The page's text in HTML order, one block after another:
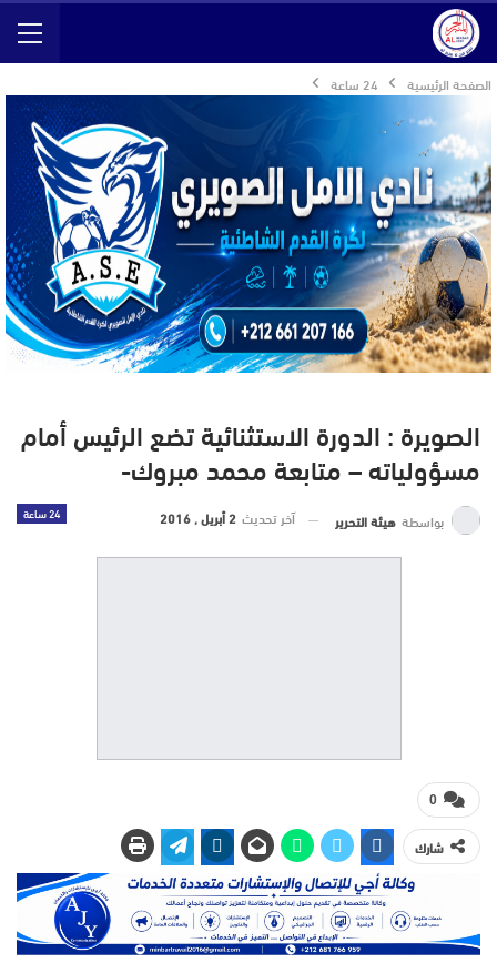
الصفحة الرئيسية 24 ساعة
الصويرة : الدورة الاستثنائية تضع الرئيس أمام
مسؤولياته – متابعة محمد مبروك-
24 ساعة بواسطة هيئة التحرير آخر تحديث 2 أبريل , 2016
0
شارك